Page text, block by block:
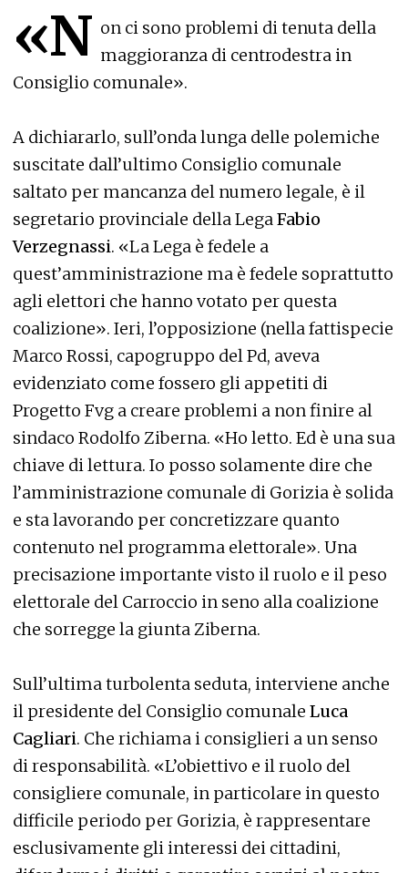
«N on ci sono problemi di tenuta della
maggioranza di centrodestra in
Consiglio comunale».
A dichiararlo, sull’onda lunga delle polemiche
suscitate dall’ultimo Consiglio comunale
saltato per mancanza del numero legale, è il
segretario provinciale della LegaFabio
Verzegnassi. «La Lega è fedele a
quest’amministrazione ma è fedele soprattutto
agli elettori che hanno votato per questa
coalizione». Ieri, l’opposizione (nella fattispecie
Marco Rossi, capogruppo del Pd, aveva
evidenziato come fossero gli appetiti di
Progetto Fvg a creare problemi a non finire al
sindaco Rodolfo Ziberna. «Ho letto. Ed è una sua
chiave di lettura. Io posso solamente dire che
l’amministrazione comunale di Gorizia è solida
e sta lavorando per concretizzare quanto
contenuto nel programma elettorale». Una
precisazione importante visto il ruolo e il peso
elettorale del Carroccio in seno alla coalizione
che sorregge la giunta Ziberna.
Sull’ultima turbolenta seduta, interviene anche
il presidente del Consiglio comunale Luca
Cagliari. Che richiama i consiglieri a un senso
di responsabilità. «L’obiettivo e il ruolo del
consigliere comunale, in particolare in questo
difficile periodo per Gorizia, è rappresentare
esclusivamente gli interessi dei cittadini,